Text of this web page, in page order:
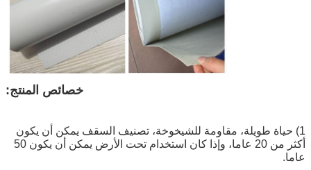
خصائص المنتج:
1) حياة طويلة، مقاومة للشيخوخة، تصنيف السقف يمكن أن يكون
أكثر من 20 عاما، وإذا كان استخدام تحت الأرض يمكن أن يكون 50
عاما.